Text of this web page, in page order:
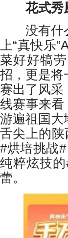
花式秀厨
没有什么
上“真快乐
菜好好犒
招，更是将
赛出了风采
线赛事来看
游遍祖国大
舌尖上的
#烘培挑战
纯粹炫技
蕾。